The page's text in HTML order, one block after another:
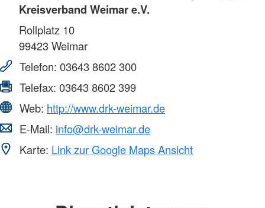
Kreisverband Weimar e.V.
Rollplatz 10
99423Weimar
Telefon: 03643 8602 300
Telefax: 03643 8602 399
Web: http://www.drk-weimar.de
E-Mail: info@drk-weimar.de
Karte: Link zur Google Maps Ansicht